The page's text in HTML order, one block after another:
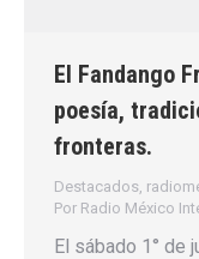
El Fandango
poesía,
fronteras.
Destacados
Por Radio México
El sábado 1° de